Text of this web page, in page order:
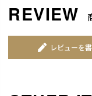
ミンスポン
曹:大匙4杯
煮沸してい
レビューを